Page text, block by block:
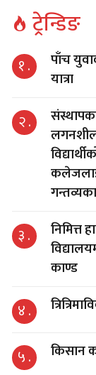
ट्रेन्डिङ
१ .
पाँच
यात्रा
२ .
कलेजलाई
३ .
निमित्त
काण्ड
४ .
५ . किसान